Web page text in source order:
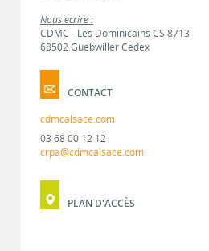
Nous écrire :
CDMC - Les Dominicains CS 8713
68502 Guebwiller Cedex
CONTACT
cdmcalsace.com
03 68 00 12 12
crpa@cdmcalsace.com
PLAN D'ACCÈS